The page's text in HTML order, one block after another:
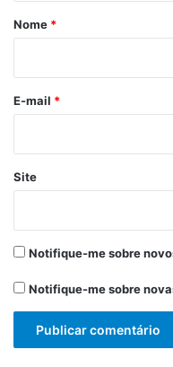
r
*
Nome *
E-mail *
Site
Notifique-me sobre
Notifique-me sobre